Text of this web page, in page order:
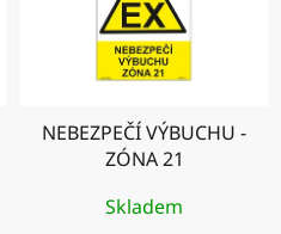
NEBEZPEČÍ VÝBUCHU -
ZÓNA 21
Skladem